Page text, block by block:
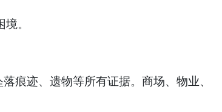
。
迹、遗物等所有证据。商场、物业、